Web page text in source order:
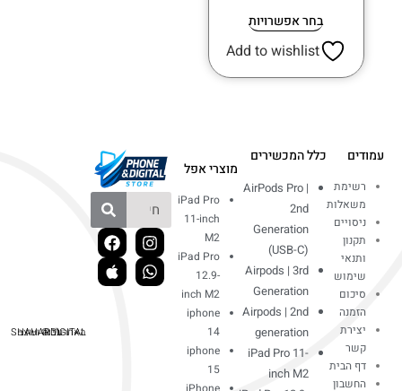
בחר אפשרויות
Add to wishlist
עמודים
רשימת
משאלות
ניסויים
תקנון
ותנאי
שימוש
סיכום
הזמנה
יצירת
קשר
דף הבית
החשבון
כלל המכשירים
AirPods Pro |
2nd
Generation
(USB-C)
Airpods | 3rd
Generation
Airpods | 2nd
generation
iPad Pro 11-
inch M2
מוצרי אפל
iPad Pro
11-inch
M2
iPad Pro
12.9-
inch M2
iphone
14
iphone
15
האתר נבנה ועוצב ע"י © SHAHARDIGITAL